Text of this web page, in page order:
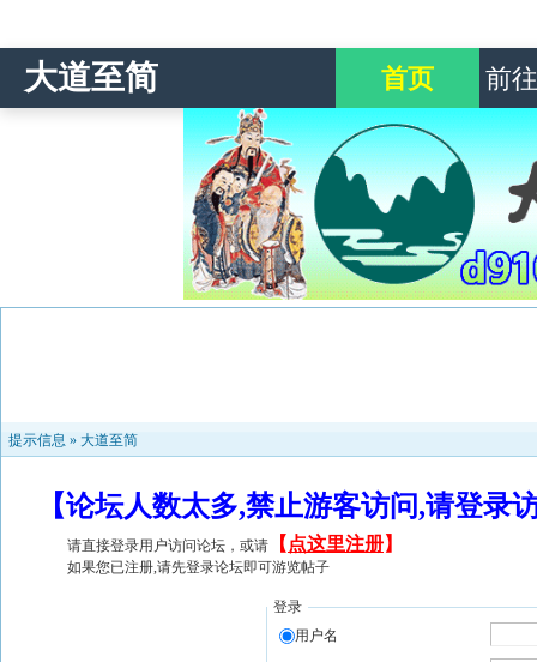
大道至简 首页 前
提示信息 » 大道至简
【论坛人数太多,禁止游客访问,请登
请直接登录用户访问论坛，或请 【 点这里注册】
如果您已注册,请先登录论坛即可游览帖子
登录
用户名